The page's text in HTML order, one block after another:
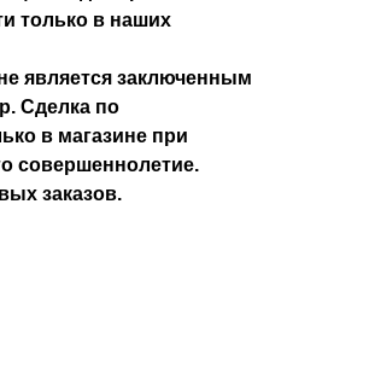
только в наших
является заключенным
Сделка по
в магазине при
совершеннолетие.
заказов.